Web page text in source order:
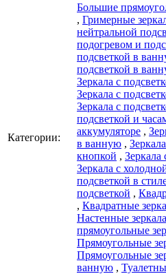
Категории:
Большие
, Гримерные
нейтральной
подогревом и
подсветкой в
подсветкой в
Зеркала с
Зеркала с
Зеркала с
подсветкой и
аккумуляторе ,
в ванную ,
кнопкой , Зеркала
Зеркала с
подсветкой в
подсветкой ,
, Квадратные
Настенные
прямоугольные
Прямоугольные
Прямоугольные
ванную ,